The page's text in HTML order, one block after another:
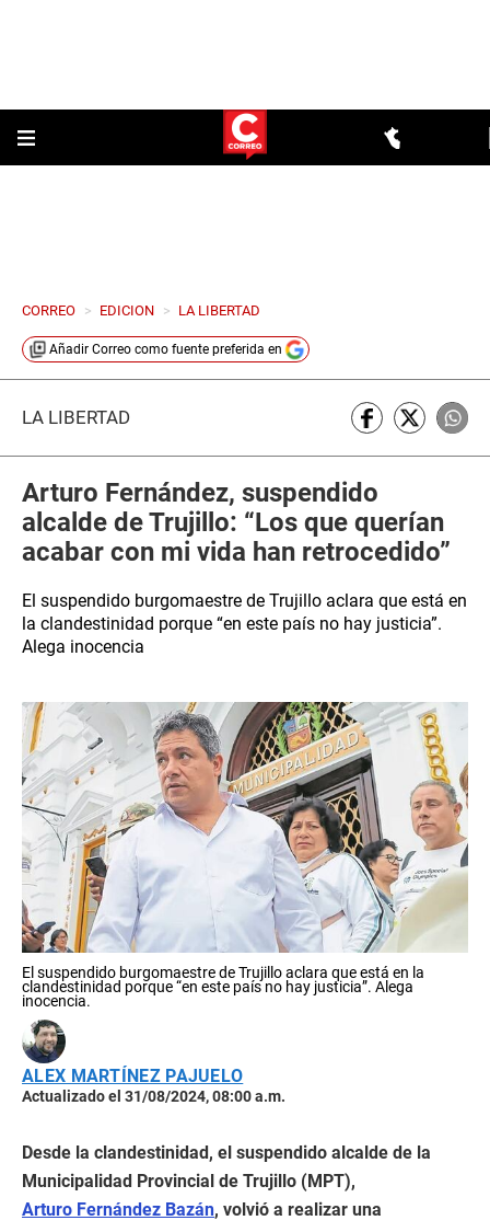
CORREO > EDICION > LA LIBERTAD
Añadir Correo como fuente preferida en
LA LIBERTAD
Arturo Fernández, suspendido
alcalde de Trujillo: “Los que querían
acabar con mi vida han retrocedido”
El suspendido burgomaestre de Trujillo aclara que está en
la clandestinidad porque “en este país no hay justicia”.
Alega inocencia
El suspendido burgomaestre de Trujillo aclara que está en la
clandestinidad porque “en este país no hay justicia”. Alega
inocencia.
ALEX MARTÍNEZ PAJUELO
Actualizado el 31/08/2024, 08:00 a.m.
Desde la clandestinidad, el suspendido alcalde de la
Municipalidad Provincial de Trujillo (MPT),
Arturo Fernández Bazán, volvió a realizar una